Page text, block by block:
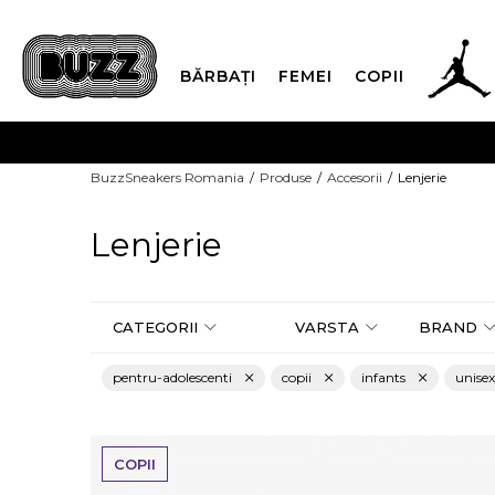
BĂRBAȚI FEMEI COPII
CUMPĂRĂ ACUM,
BuzzSneakers Romania Produse Accesorii Lenjerie
Lenjerie
CATEGORII VARSTA BRAND
pentru-adolescenti copii infants unisex
COPII